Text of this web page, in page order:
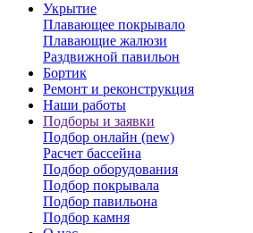
Укрытие
Плавающее покрывало
Плавающие жалюзи
Раздвижной павильон
Бортик
Ремонт и реконструкция
Наши работы
Подборы и заявки
Подбор онлайн (new)
Расчет бассейна
Подбор оборудования
Подбор покрывала
Подбор павильона
Подбор камня